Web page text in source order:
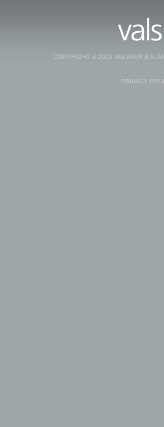
COPYRIGHT © 2026 VALSPAR B.V.
PRIVACY